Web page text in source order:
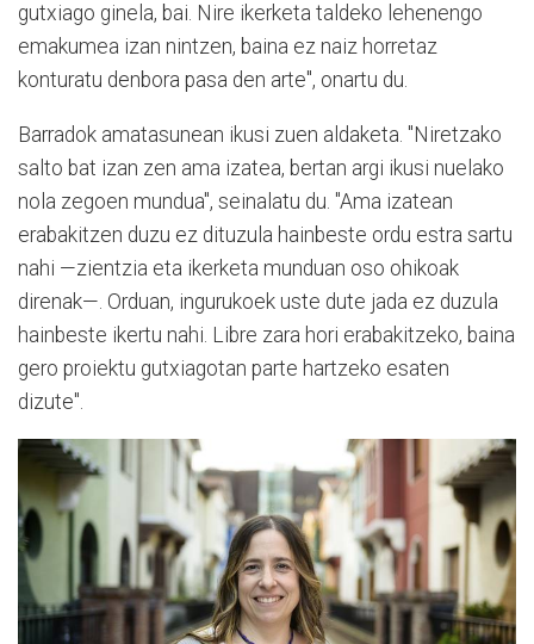
gutxiago ginela, bai. Nire ikerketa taldeko lehenengo
emakumea izan nintzen, baina ez naiz horretaz
konturatu denbora pasa den arte", onartu du.
Barradok amatasunean ikusi zuen aldaketa. "Niretzako
salto bat izan zen ama izatea, bertan argi ikusi nuelako
nola zegoen mundua", seinalatu du. "Ama izatean
erabakitzen duzu ez dituzula hainbeste ordu estra sartu
nahi —zientzia eta ikerketa munduan oso ohikoak
direnak—. Orduan, ingurukoek uste dute jada ez duzula
hainbeste ikertu nahi. Libre zara hori erabakitzeko, baina
gero proiektu gutxiagotan parte hartzeko esaten
dizute".